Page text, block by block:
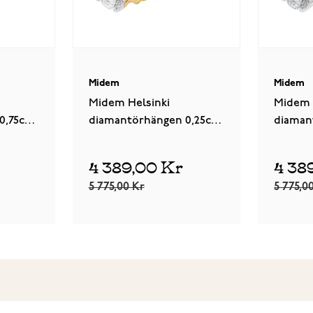
Midem
Midem Helsinki
diamantörhängen 0,25ct
4 389,00 Kr
5 775,00 Kr
Midem
4
5